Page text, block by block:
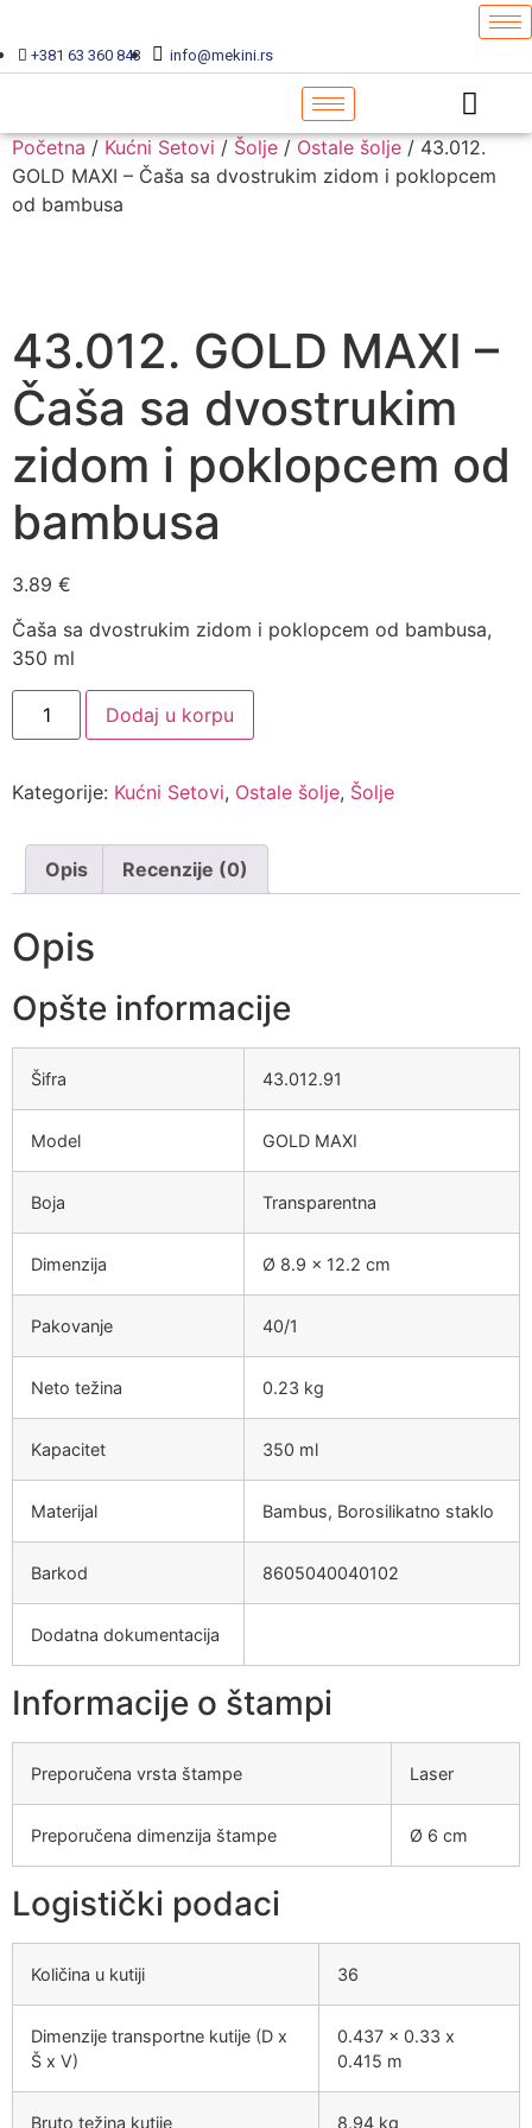
+381 63 360 843 info@mekini.rs
Početna / Kućni Setovi / Šolje / Ostale šolje / 43.012.
GOLD MAXI – Čaša sa dvostrukim zidom i poklopcem
od bambusa
43.012. GOLD MAXI –
Čaša sa dvostrukim
zidom i poklopcem od
bambusa
3.89 €
Čaša sa dvostrukim zidom i poklopcem od bambusa,
350 ml
Dodaj u korpu
Kategorije: Kućni Setovi, Ostale šolje, Šolje
Opis Recenzije (0)
Opis
Opšte informacije
Šifra 43.012.91
Model GOLD MAXI
Boja Transparentna
Dimenzija Ø 8.9 x 12.2 cm
Pakovanje 40/1
Neto težina 0.23 kg
Kapacitet 350 ml
Materijal Bambus, Borosilikatno staklo
Barkod 8605040040102
Dodatna dokumentacija
Informacije o štampi
Preporučena vrsta štampe Laser
Preporučena dimenzija štampe Ø 6 cm
Logistički podaci
Količina u kutiji 36
Dimenzije transportne kutije (D x
Š x V)
0.437 x 0.33 x
0.415 m
Bruto težina kutije 8.94 kg